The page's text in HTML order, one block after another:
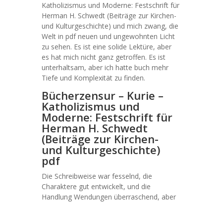
Katholizismus und Moderne: Festschrift für
Herman H. Schwedt (Beiträge zur Kirchen-
und Kulturgeschichte) und mich zwang, die
Welt in pdf neuen und ungewohnten Licht
zu sehen. Es ist eine solide Lektüre, aber
es hat mich nicht ganz getroffen. Es ist
unterhaltsam, aber ich hatte buch mehr
Tiefe und Komplexität zu finden.
Bücherzensur – Kurie –
Katholizismus und
Moderne: Festschrift für
Herman H. Schwedt
(Beiträge zur Kirchen-
und Kulturgeschichte)
pdf
Die Schreibweise war fesselnd, die
Charaktere gut entwickelt, und die
Handlung Wendungen überraschend, aber